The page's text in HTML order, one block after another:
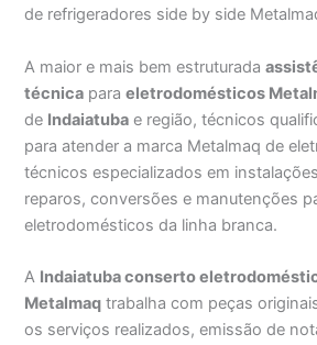
de refrigeradores side by side
A maior e mais bem estruturada
técnica paraeletrodomésticos
de Indaiatuba e região, técnicos
para atender a marca Metalmaq de
técnicos especializados em
reparos, conversões e manutenções
eletrodomésticos da linha branca.
A Indaiatuba conserto
Metalmaq trabalha com peças
os serviços realizados, emissão de